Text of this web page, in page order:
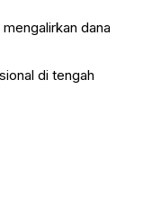
dana
di tengah